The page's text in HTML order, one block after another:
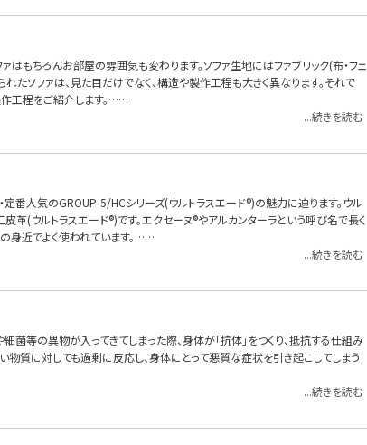
もちろんお部屋の雰囲気も変わります。ソファ生地にはファブリック(布・フェ
たソファは、見た目だけでなく、構造や製作工程も大きく異なります。それで
作工程をご紹介します。……
...続きを読む
定番人気のGROUP-5/HCシリーズ(ウルトラスエード®)の魅力に迫ります。ウル
革(ウルトラスエード®)です。エクセーヌ®やアルカンターラという呼び名で長く
身近でよく使われています。……
...続きを読む
菌等の異物が入ってきてしまった際、身体が「抗体」をつくり、抵抗する仕組み
物質に対しても過剰に反応し、身体にとって悪質な症状を引き起こしてしまう
...続きを読む